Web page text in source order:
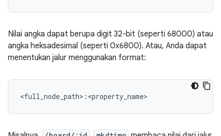
Nilai angka dapat berupa digit 32-bit (seperti 68000) atau
angka heksadesimal (seperti 0x6800). Atau, Anda dapat
menentukan jalur menggunakan format:
<full_node_path>:<property_name>